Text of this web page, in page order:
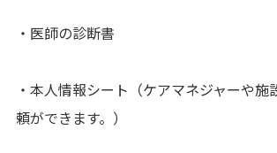
・医師の診断書
・本人情報シート（ケアマネジャーや施
頼ができます。）